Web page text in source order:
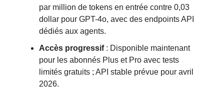
par million de tokens en entrée contre 0,03
dollar pour GPT-4o, avec des endpoints API
dédiés aux agents.
Accès progressif: Disponible maintenant
pour les abonnés Plus et Pro avec tests
limités gratuits ; API stable prévue pour avril
2026.